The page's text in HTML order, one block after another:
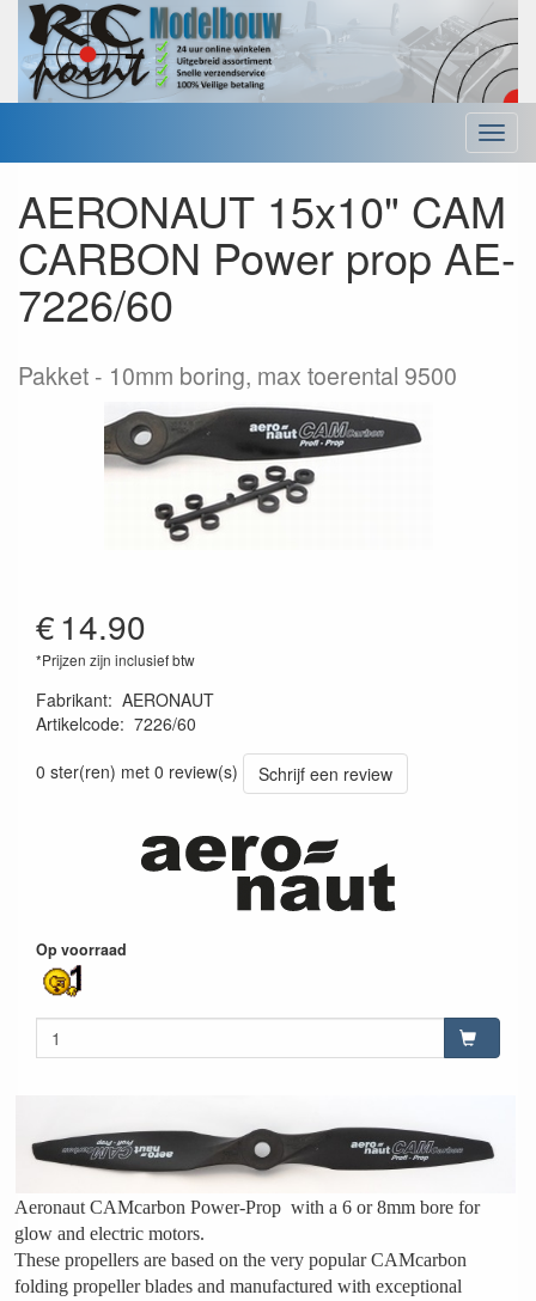
Menu
AERONAUT 15x10" CAM
CARBON Power prop AE-
7226/60
Pakket 10mm boring, max toerental 9500
€14.90
*Prijzen zijn inclusief btw
Fabrikant: AERONAUT
Artikelcode: 7226/60
0 ster(ren) met 0 review(s)
Schrijf een review
Op voorraad
Aeronaut CAMcarbon Power-Prop with a 6 or 8mm bore for
glow and electric motors.
These propellers are based on the very popular CAMcarbon
folding propeller blades and manufactured with exceptional